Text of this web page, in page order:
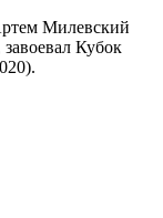
Милевский
Кубок